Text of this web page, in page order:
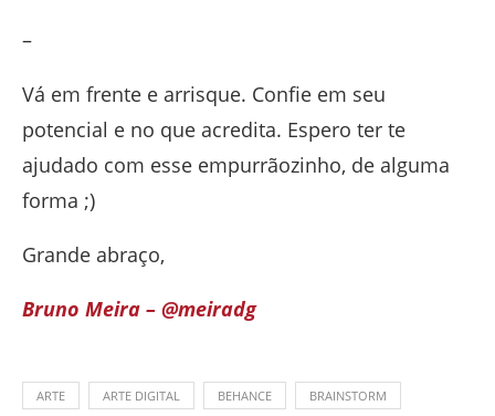
–
Vá em frente e arrisque. Confie em seu
potencial e no que acredita. Espero ter te
ajudado com esse empurrãozinho, de alguma
forma ;)
Grande abraço,
Bruno Meira – @meiradg
ARTE ARTE DIGITAL BEHANCE BRAINSTORM